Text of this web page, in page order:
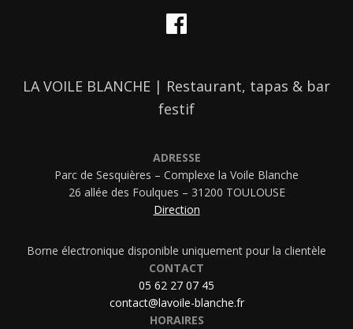
LA VOILE BLANCHE | Restaurant, tapas & bar
festif
ADRESSE
Parc de Sesquières – Complexe la Voile Blanche
26 allée des Foulques – 31200 TOULOUSE
Direction
Borne électronique disponible uniquement pour la clientèle
CONTACT
05 62 27 07 45
contact@lavoile-blanche.fr
HORAIRES